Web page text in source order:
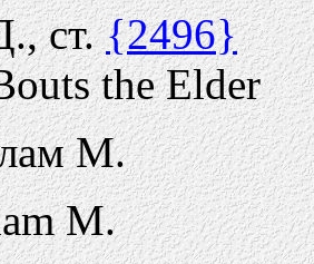
ст.{2496}
the Elder
М.
M.